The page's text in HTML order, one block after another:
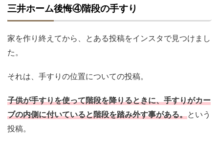
三井ホーム後悔④階段の手すり
家を作り終えてから、とある投稿をインスタで見つけまし
た。
それは、手すりの位置についての投稿。
子供が手すりを使って階段を降りるときに、手すりがカー
ブの内側に付いていると階段を踏み外す事がある。という
投稿。